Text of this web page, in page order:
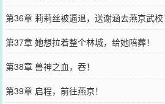
第36章 莉莉丝被逼退，送谢涵去燕京武校
第37章 她想拉着整个林城，给她陪葬！
第38章 兽神之血，吞！
第39章 启程，前往燕京！